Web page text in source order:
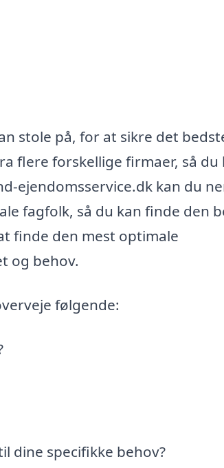
stole på, for at sikre det
flere forskellige firmaer, så du
ejendomsservice.dk kan du
fagfolk, så du kan finde den
finde den mest optimale
og behov.
følgende:
dine specifikke behov?